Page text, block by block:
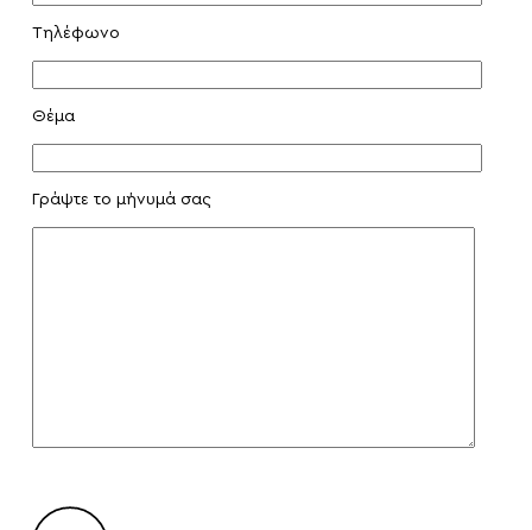
Τηλέφωνο
Θέμα
Γράψτε το μήνυμά σας